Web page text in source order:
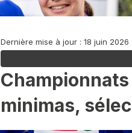
Dernière mise à jour : 18 juin 2026
Championnats
minimas,